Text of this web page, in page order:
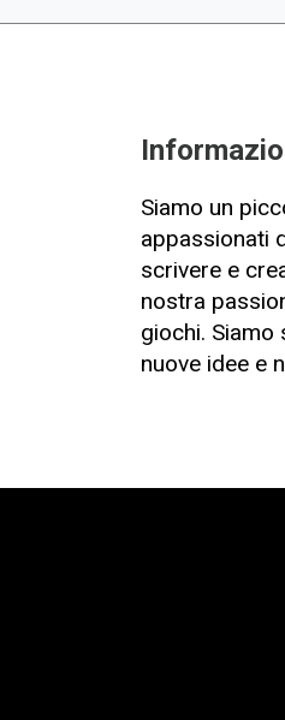
Siamo un
appassionati
scrivere e
nostra
giochi. Siamo
nuove idee e